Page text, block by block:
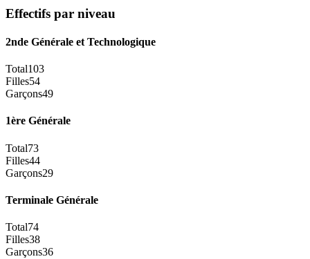
Effectifs par niveau
2nde Générale et Technologique
Total103
Filles54
Garçons49
1ère Générale
Total73
Filles44
Garçons29
Terminale Générale
Total74
Filles38
Garçons36